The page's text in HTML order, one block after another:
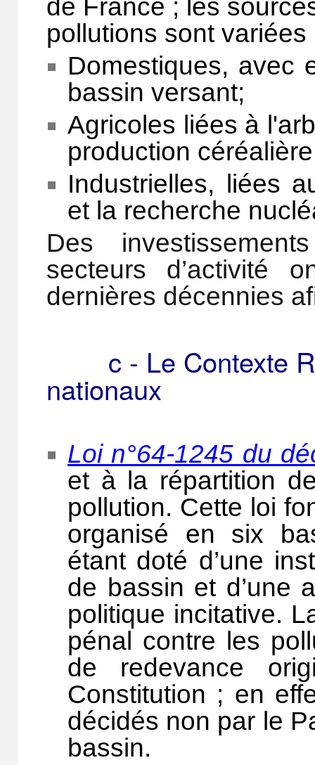
de France ; les
pollutions sont variées
Domestiques, avec
bassin versant;
Agricoles liées à
production
Industrielles, liées
et la recherche
Des
secteurs d’activité
dernières décennies
c - Le Contexte
nationaux
Loi n°64-1245 du
et à la répartition
pollution. Cette loi
organisé en six
étant doté d’une
de bassin et d’une
politique incitative.
pénal contre les
de redevance
Constitution ; en
décidés non par le
bassin.